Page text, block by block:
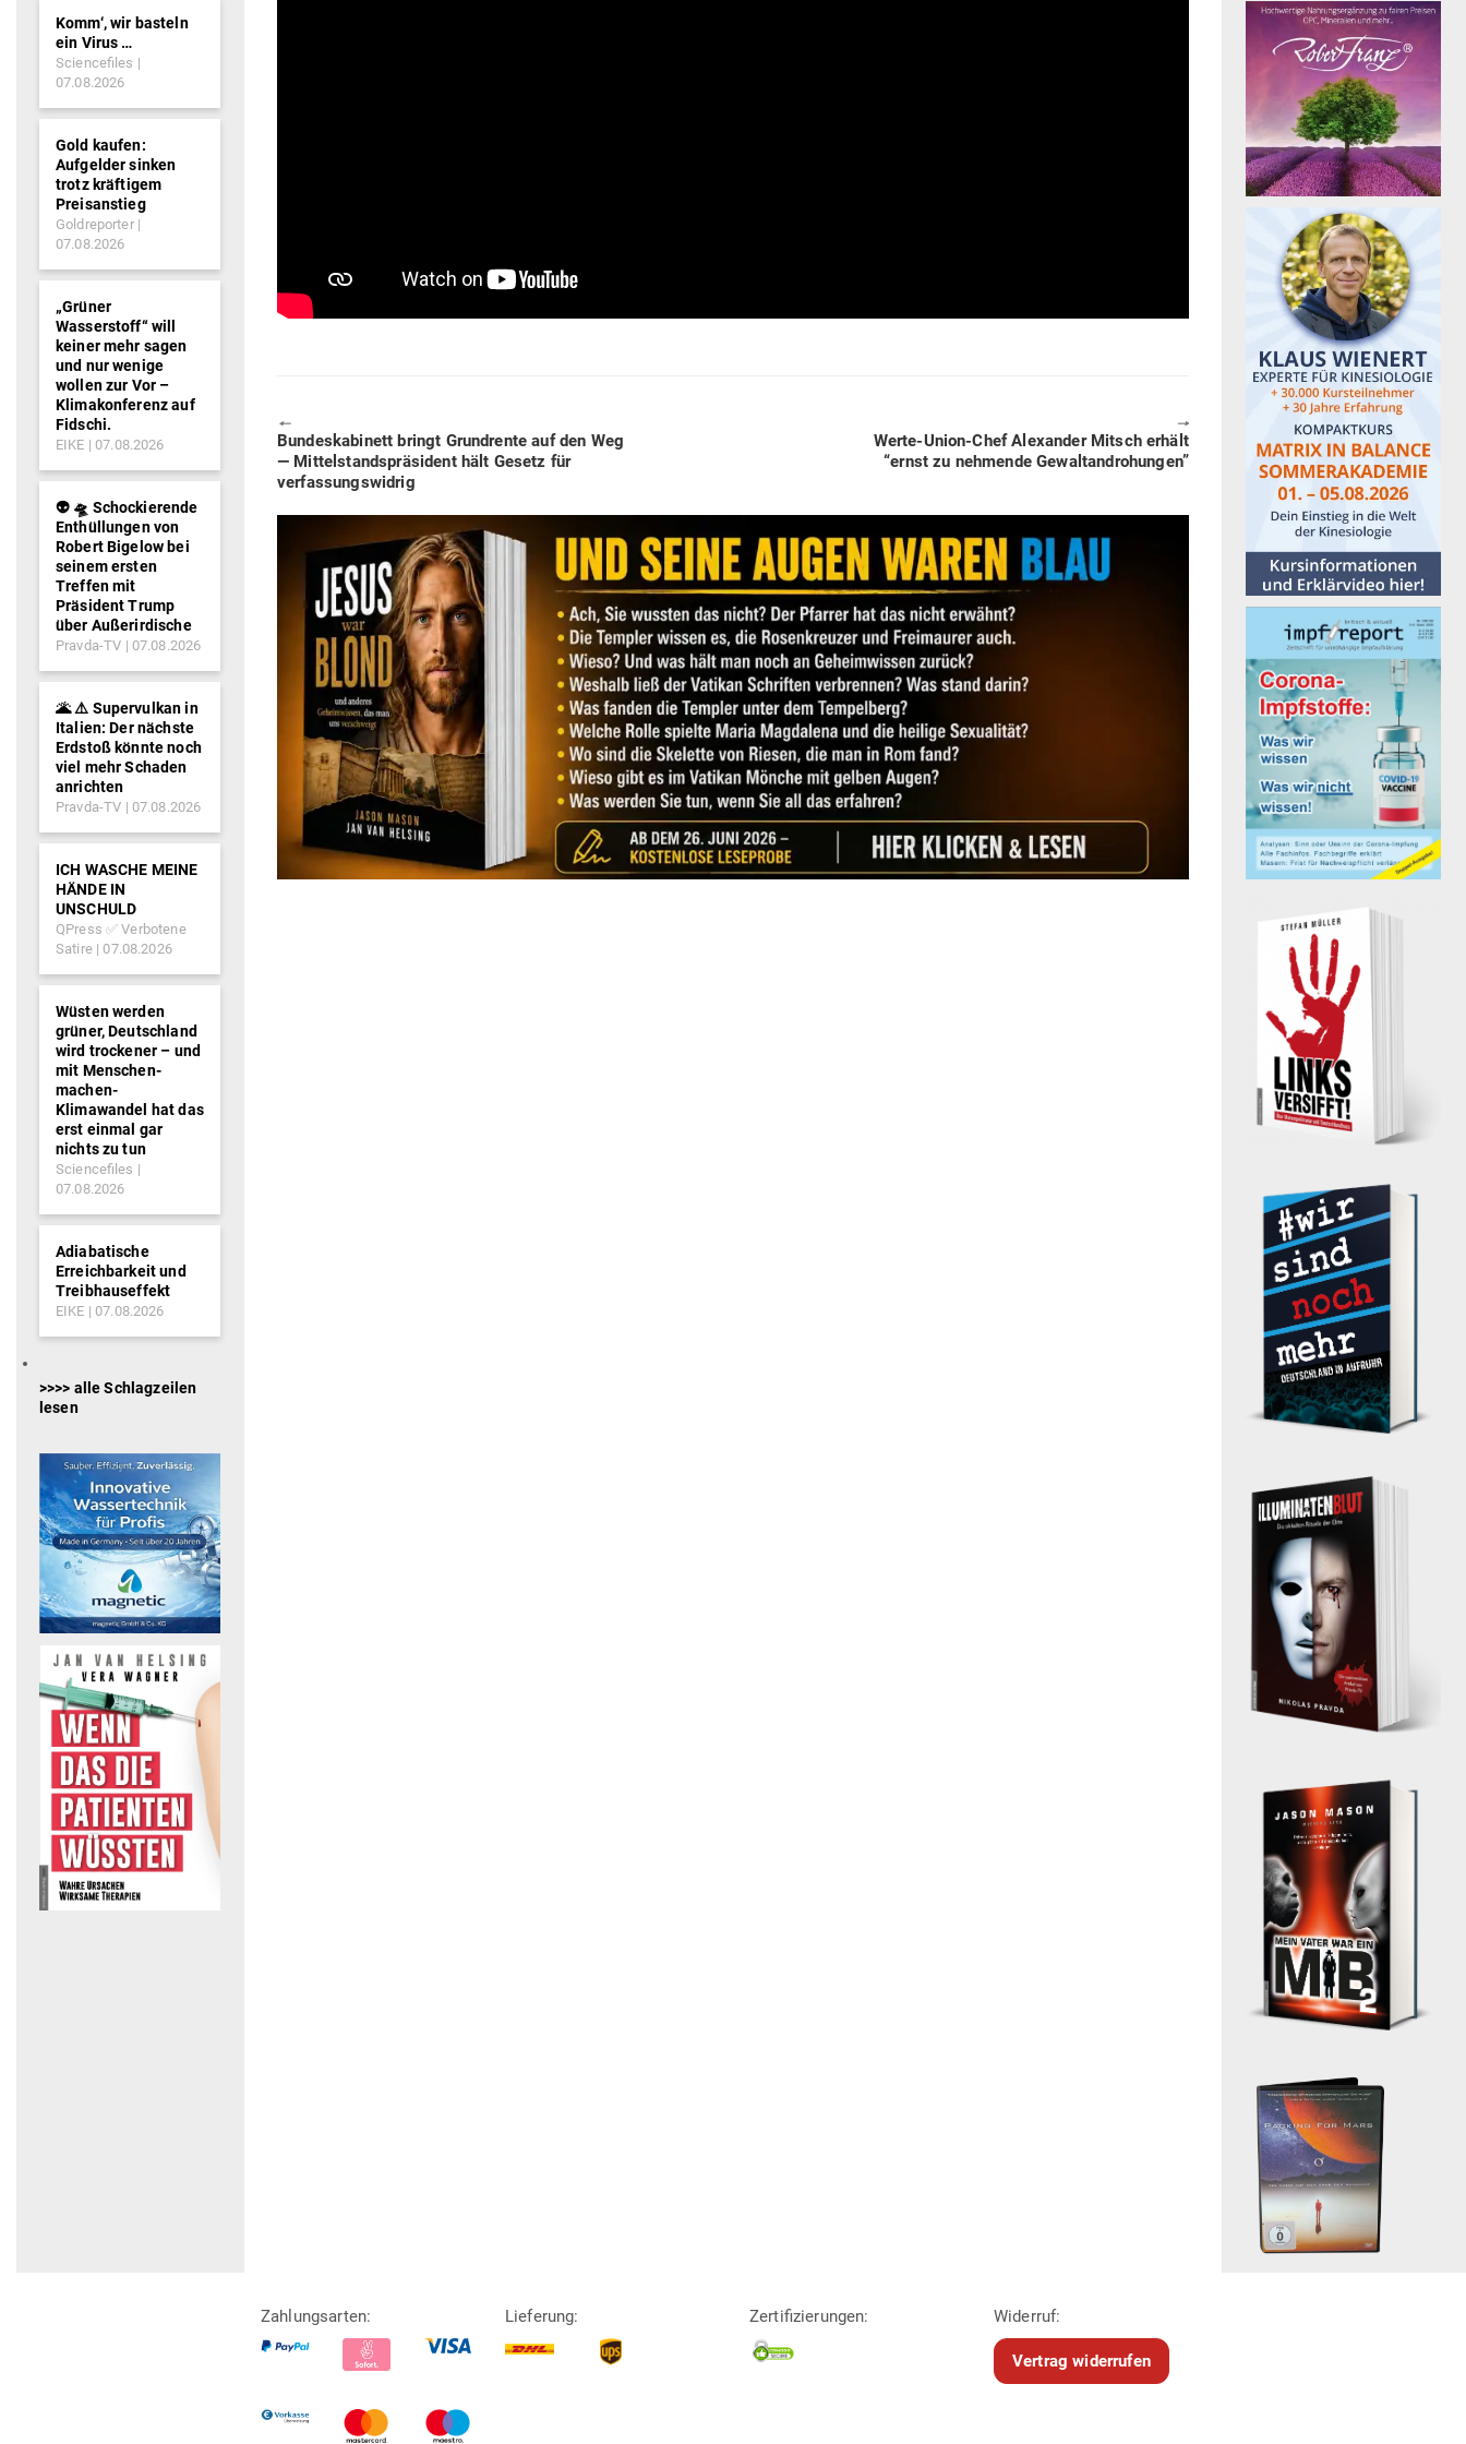
🠔
Previous
post:
Bun­des­ka­binett bringt Grund­rente auf den Weg
— Mit­tel­stands­prä­sident hält Gesetz für
verfassungswidrig
🠖
Next
post:
Werte-Union-Chef Alex­ander Mitsch erhält
“ernst zu neh­mende Gewaltandrohungen”
Komm‘, wir basteln
ein Virus …
Sciencefiles
07.08.2026
Gold kaufen:
Aufgelder sinken
trotz kräftigem
Preisanstieg
Goldreporter
07.08.2026
„Grüner
Wasserstoff“ will
keiner mehr sagen
und nur wenige
wollen zur Vor –
Klimakonferenz auf
Fidschi.
EIKE 07.08.2026
👽 🛸 Schockierende
Enthüllungen von
Robert Bigelow bei
seinem ersten
Treffen mit
Präsident Trump
über Außerirdische
Pravda-TV 07.08.2026
🌋 ⚠️ Supervulkan in
Italien: Der nächste
Erdstoß könnte noch
viel mehr Schaden
anrichten
Pravda-TV 07.08.2026
ICH WASCHE MEINE
HÄNDE IN
UNSCHULD
QPress ✅ Verbotene
Satire
07.08.2026
Wüsten werden
grüner, Deutschland
wird trockener – und
mit Menschen-
machen-
Klimawandel hat das
erst einmal gar
nichts zu tun
Sciencefiles
07.08.2026
Adiabatische
Erreichbarkeit und
Treibhauseffekt
EIKE 07.08.2026
>>>> alle Schlagzeilen
lesen
Zahlungsarten: Lieferung: Zertifizierungen: Widerruf:
Vertrag widerrufen